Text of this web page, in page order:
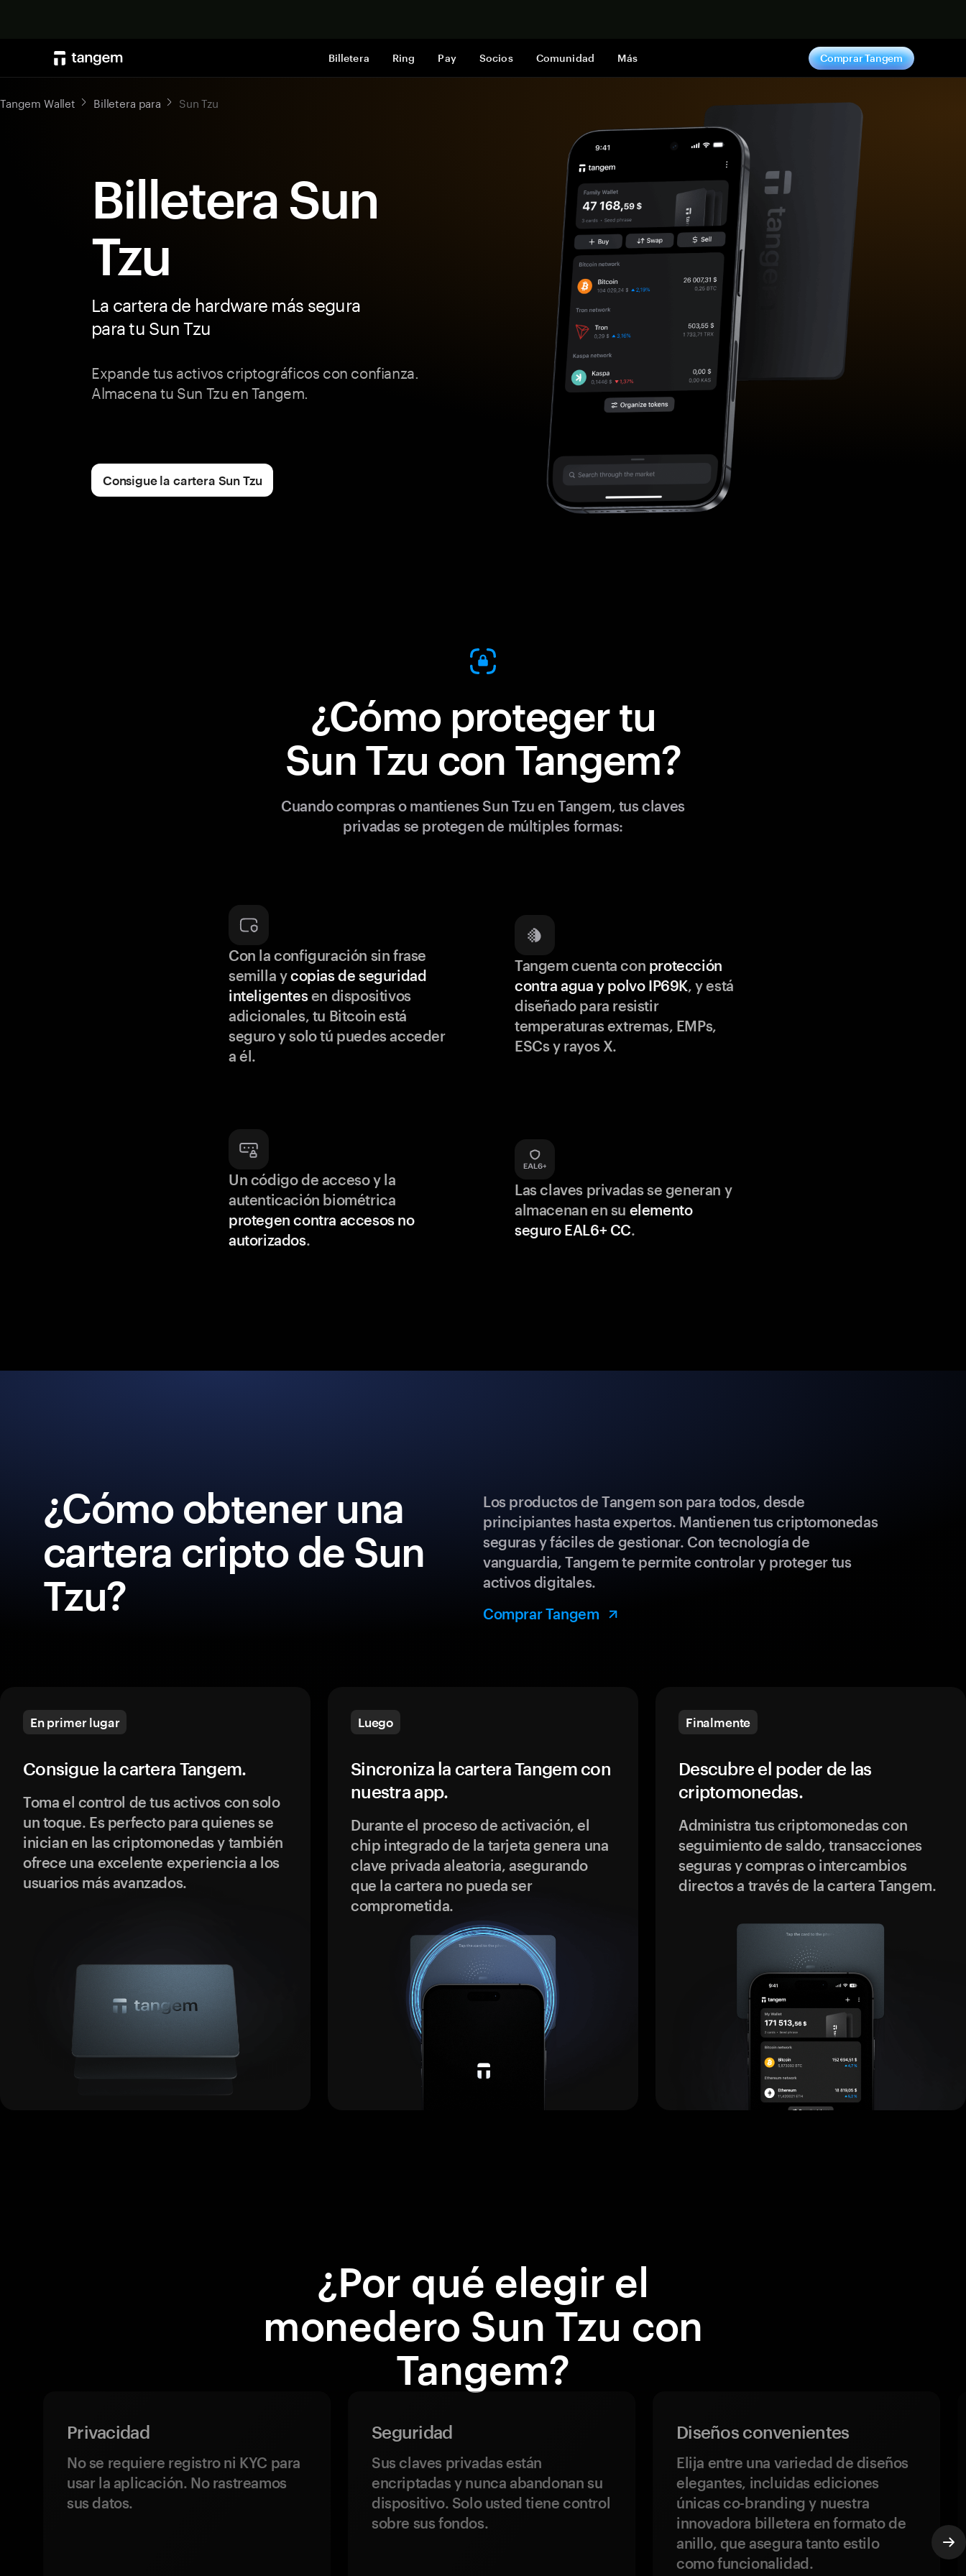
Billetera Ring Pay Socios Comunidad Más Comprar Tangem
Tangem Wallet Billetera para Sun Tzu
Billetera Sun
Tzu
La cartera de hardware más segura
para tu Sun Tzu
Expande tus activos criptográficos con confianza.
Almacena tu Sun Tzu en Tangem.
Consigue la cartera Sun Tzu
¿Cómo proteger tu
Sun Tzu con Tangem?
Cuando compras o mantienes Sun Tzu en Tangem, tus claves
privadas se protegen de múltiples formas:
Con la configuración sin frase
semilla ycopias de seguridad
inteligentesen dispositivos
adicionales, tu Bitcoin está
seguro y solo tú puedes acceder
a él.
Tangem cuenta con protección
contra agua y polvo IP69K, y está
diseñado para resistir
temperaturas extremas, EMPs,
ESCs y rayos X.
Un código de acceso y la
autenticación biométrica
protegen contra accesos no
autorizados.
Las claves privadas se generan y
almacenan en su elemento
seguro EAL6+ CC.
¿Cómo obtener una
cartera cripto de Sun
Tzu?
Los productos de Tangem son para todos, desde
principiantes hasta expertos. Mantienen tus criptomonedas
seguras y fáciles de gestionar. Con tecnología de
vanguardia, Tangem te permite controlar y proteger tus
activos digitales.
Comprar Tangem
En primer lugar
Consigue la cartera Tangem.
Toma el control de tus activos con solo
un toque. Es perfecto para quienes se
inician en las criptomonedas y también
ofrece una excelente experiencia a los
usuarios más avanzados.
Luego
Sincroniza la cartera Tangem con
nuestra app.
Durante el proceso de activación, el
chip integrado de la tarjeta genera una
clave privada aleatoria, asegurando
que la cartera no pueda ser
comprometida.
Finalmente
Descubre el poder de las
criptomonedas.
Administra tus criptomonedas con
seguimiento de saldo, transacciones
seguras y compras o intercambios
directos a través de la cartera Tangem.
¿Por qué elegir el
monedero Sun Tzu con
Tangem?
Privacidad
No se requiere registro ni KYC para
usar la aplicación. No rastreamos
sus datos.
Seguridad
Sus claves privadas están
encriptadas y nunca abandonan su
dispositivo. Solo usted tiene control
sobre sus fondos.
Diseños convenientes
Elija entre una variedad de diseños
elegantes, incluidas ediciones
únicas co-branding y nuestra
innovadora billetera en formato de
anillo, que asegura tanto estilo
como funcionalidad.